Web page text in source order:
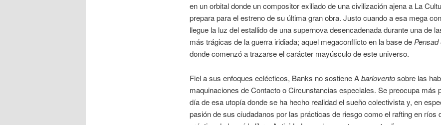
en un orbital donde un compositor exiliado de una civilización ajena a La
prepara para el estreno de su última gran obra. Justo cuando a esa mega
llegue la luz del estallido de una supernova desencadenada durante una de
más trágicas de la guerra iridiada; aquel megaconflicto en la base dePensad
donde comenzó a trazarse el carácter mayúsculo de este universo.
Fiel a sus enfoques eclécticos, Banks no sostiene Abarloventosobre las
maquinaciones de Contacto o Circunstancias especiales. Se preocupa más
día de esa utopía donde se ha hecho realidad el sueño colectivista y, en
pasión de sus ciudadanos por las prácticas de riesgo como el rafting en ríos